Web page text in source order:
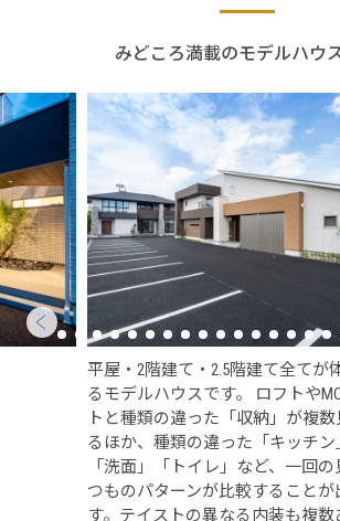
みどころ満載のモデルハウ
平屋・2階建て・2.5階建て全てが
るモデルハウスです。 ロフトや
トと種類の違った「収納」が複数
るほか、種類の違った「キッチン
「洗面」「トイレ」など、一回
つものパターンが比較することが
す。テイストの異なる内装も複数